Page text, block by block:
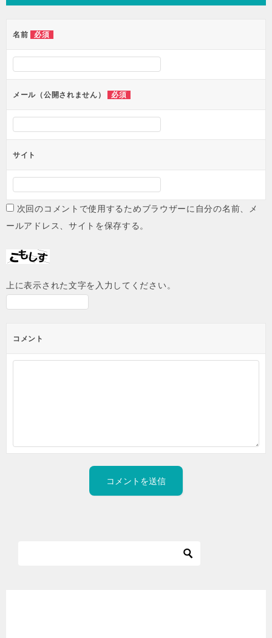
ー
名前 必須
メール（公開されません） 必須
サイト
次回のコメントで使用するためブラウザーに自分の名前、メ
ールアドレス、サイトを保存する。
上に表示された文字を入力してください。
コメント